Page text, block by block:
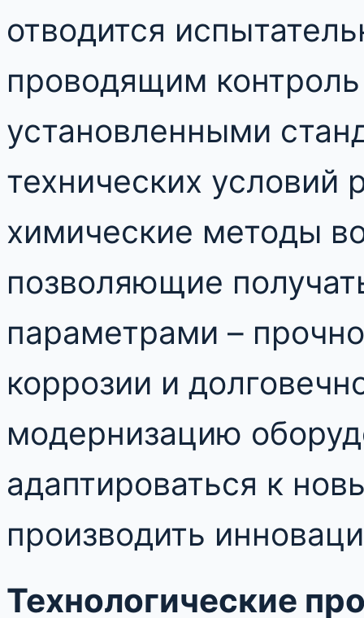
отводится
проводящим контроль
установленными
технических условий
химические методы
позволяющие
параметрами –
коррозии и
модернизацию
адаптироваться к
производить
Технологические